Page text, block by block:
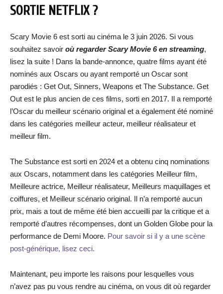
SORTIE NETFLIX ?
Scary Movie 6 est sorti au cinéma le 3 juin 2026. Si vous
souhaitez savoir où regarder Scary Movie 6 en streaming,
lisez la suite ! Dans la bande-annonce, quatre films ayant été
nominés aux Oscars ou ayant remporté un Oscar sont
parodiés : Get Out, Sinners, Weapons et The Substance. Get
Out est le plus ancien de ces films, sorti en 2017. Il a remporté
l’Oscar du meilleur scénario original et a également été nominé
dans les catégories meilleur acteur, meilleur réalisateur et
meilleur film.
The Substance est sorti en 2024 et a obtenu cinq nominations
aux Oscars, notamment dans les catégories Meilleur film,
Meilleure actrice, Meilleur réalisateur, Meilleurs maquillages et
coiffures, et Meilleur scénario original. Il n’a remporté aucun
prix, mais a tout de même été bien accueilli par la critique et a
remporté d’autres récompenses, dont un Golden Globe pour la
performance de Demi Moore. Pour savoir si il y a une scène
post-générique, lisez ceci.
Maintenant, peu importe les raisons pour lesquelles vous
n’avez pas pu vous rendre au cinéma, on vous dit où regarder